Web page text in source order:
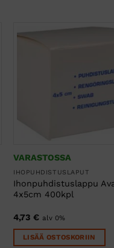
VARASTOSSA
IHOPUHDISTUSLAPUT
Ihonpuhdistuslappu
4x5cm 400kpl
4,73€ alv 0%
LISÄÄ OSTOSKORIIN